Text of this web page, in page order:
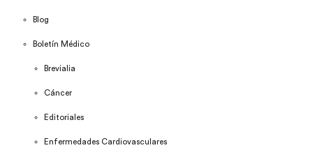
Blog
Boletín Médico
Brevialia
Cáncer
Editoriales
Enfermedades Cardiovasculares